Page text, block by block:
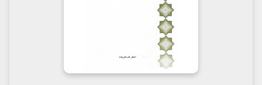
قلب و به عبارتی؛ سیری است از برهان به سوی عرفان، و
از همین منظر بر اهل تحقیق در عرفان لازم است با دقت
در این دو برهان، نقیصه گرفتارشدن در وَهم را از خود
جدا کنند و از این طریق به عمق سخنان عرفا و در نهایت
سخن ائمه معصومین راحت تر دست بیابند.
مولف : اصغر طاهرزاده